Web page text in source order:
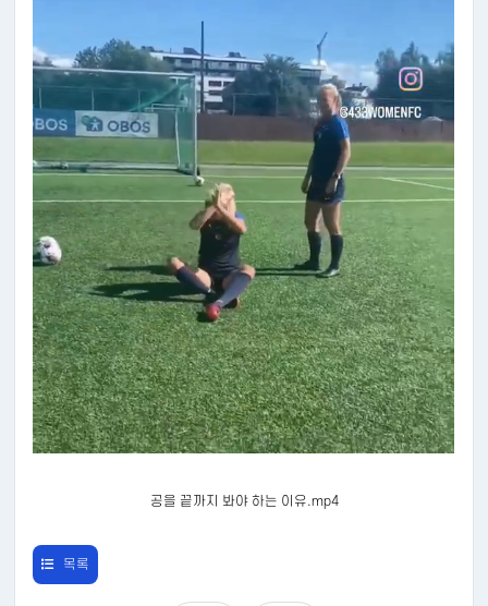
공을 끝까지 봐야 하는 이유.mp4
목록